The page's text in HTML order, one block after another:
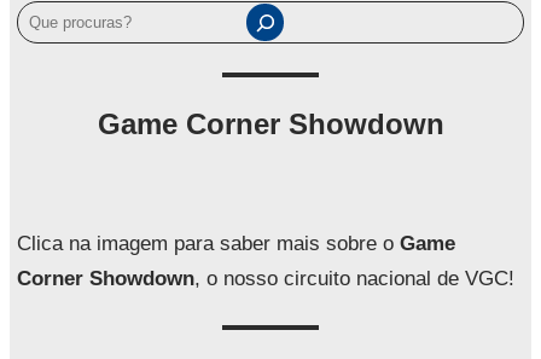
P
e
a
r
Game Corner Showdown
Clica na imagem para saber mais sobre o Game
Corner Showdown, o nosso circuito nacional de VGC!